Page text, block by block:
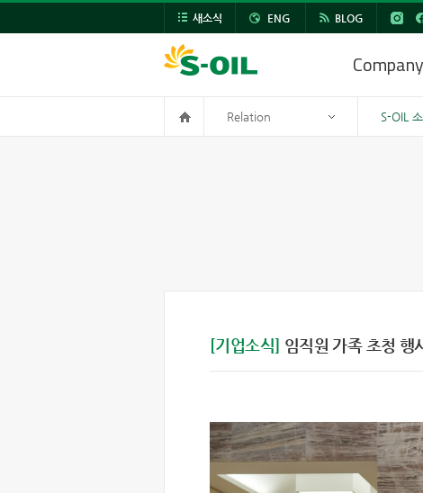
새소식 ENG BLOG
Company
Relation S-OIL
[기업소식] 임직원 가족 초청 행